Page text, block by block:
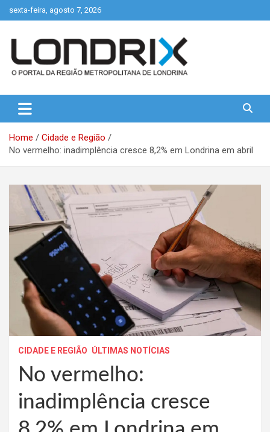
to
sexta-feira, agosto 7, 2026
Londrix
Home
Cidade e Região
No vermelho: inadimplência cresce 8,2% em Londrina em abril
CIDADE E REGIÃO ÚLTIMAS NOTÍCIAS
No vermelho:
inadimplência cresce